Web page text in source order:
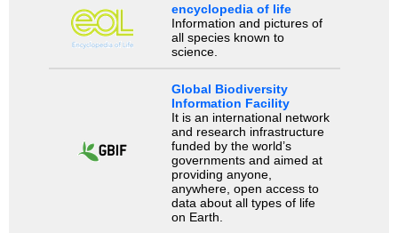
encyclopedia of life
Information and pictures of
all species known to
science.
Global Biodiversity
Information Facility
It is an international network
and research infrastructure
funded by the world’s
governments and aimed at
providing anyone,
anywhere, open access to
data about all types of life
on Earth.